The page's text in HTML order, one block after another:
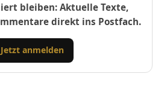
bleiben: Aktuelle Texte,
direkt ins Postfach.
Jetzt anmelden